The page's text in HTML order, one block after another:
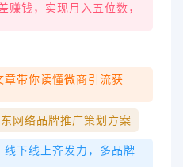
赚钱，实现月入五位数，
带你读懂微商引流获
网络品牌推广策划方案
下线上齐发力，多品牌